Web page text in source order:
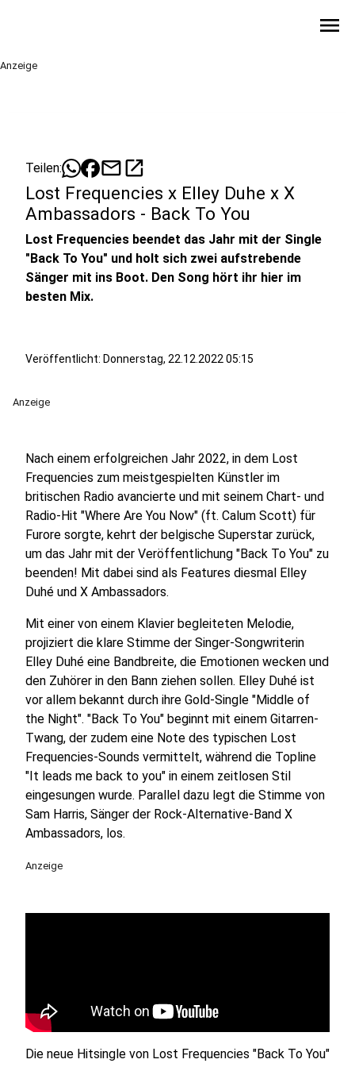
menu
Anzeige
Teilen: mailopen_in_new
Lost Frequencies x Elley Duhe x X
Ambassadors - Back To You
Lost Frequencies beendet das Jahr mit der Single
"Back To You" und holt sich zwei aufstrebende
Sänger mit ins Boot. Den Song hört ihr hier im
besten Mix.
Veröffentlicht: Donnerstag, 22.12.2022 05:15
Anzeige
Nach einem erfolgreichen Jahr 2022, in dem Lost
Frequencies zum meistgespielten Künstler im
britischen Radio avancierte und mit seinem Chart- und
Radio-Hit "Where Are You Now" (ft. Calum Scott) für
Furore sorgte, kehrt der belgische Superstar zurück,
um das Jahr mit der Veröffentlichung "Back To You" zu
beenden! Mit dabei sind als Features diesmal Elley
Duhé und X Ambassadors.
Mit einer von einem Klavier begleiteten Melodie,
projiziert die klare Stimme der Singer-Songwriterin
Elley Duhé eine Bandbreite, die Emotionen wecken und
den Zuhörer in den Bann ziehen sollen. Elley Duhé ist
vor allem bekannt durch ihre Gold-Single "Middle of
the Night". "Back To You" beginnt mit einem Gitarren-
Twang, der zudem eine Note des typischen Lost
Frequencies-Sounds vermittelt, während die Topline
"It leads me back to you" in einem zeitlosen Stil
eingesungen wurde. Parallel dazu legt die Stimme von
Sam Harris, Sänger der Rock-Alternative-Band X
Ambassadors, los.
Anzeige
Die neue Hitsingle von Lost Frequencies "Back To You"